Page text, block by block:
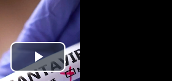
Play